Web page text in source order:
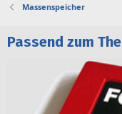
Massenspeicher
Passend zum